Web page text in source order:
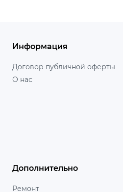
Информация
Договор публичной оферты
О нас
Дополнительно
Ремонт